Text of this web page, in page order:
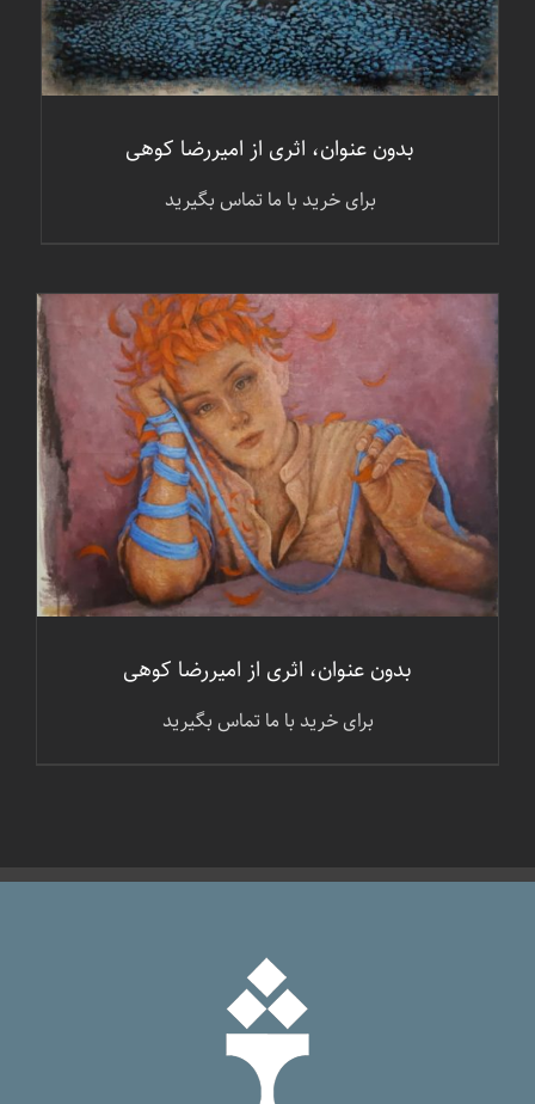
بدون عنوان، اثری از امیررضا کوهی
برای خرید با ما تماس بگیرید
جزئیات
بدون عنوان، اثری از امیررضا کوهی
برای خرید با ما تماس بگیرید